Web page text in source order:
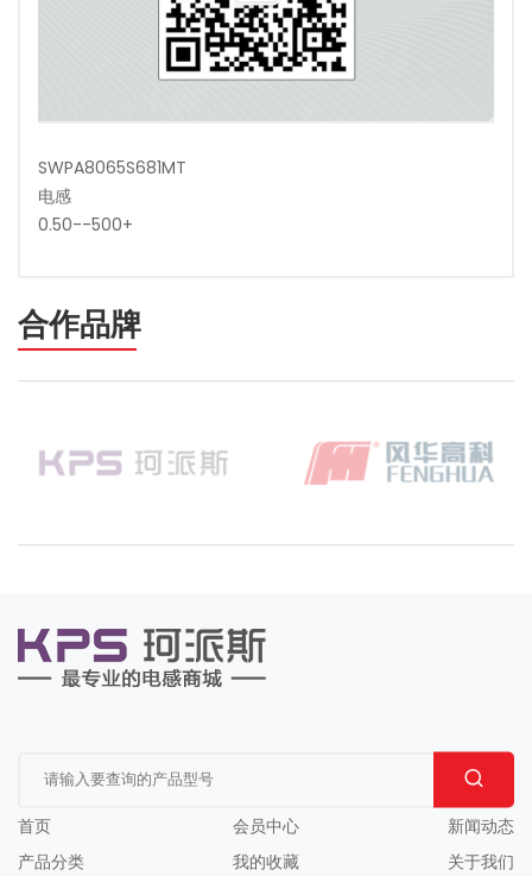
SWPA8065S681MT
电感
0.50--500+
合作品牌
首页
产品分类
会员中心
我的收藏
新闻动态
关于我们